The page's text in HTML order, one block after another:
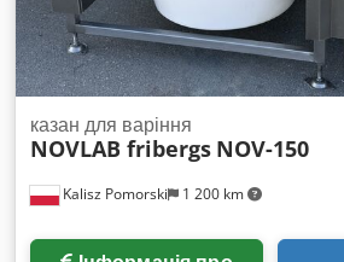
Kalisz Pomorski 1 200 km
казан для варіння
NOVLAB fribergs NOV-150